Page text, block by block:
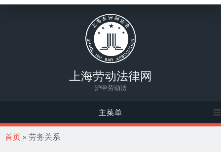
上海劳动法律网
沪申劳动法
主菜单
你在这里
首页» 劳务关系